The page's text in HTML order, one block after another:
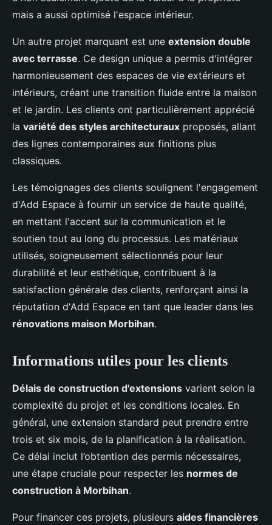
mais a aussi optimisé l'espace intérieur.
Un autre projet marquant est une extension double
avec terrasse. Ce design unique a permis d'intégrer
harmonieusement des espaces de vie extérieurs et
intérieurs, créant une transition fluide entre la maison
et le jardin. Les clients ont particulièrement apprécié
la variété des styles architecturaux proposés, allant
des lignes contemporaines aux finitions plus
classiques.
Les témoignages des clients soulignent l'engagement
d'Add Espace à fournir un service de haute qualité,
en mettant l'accent sur la communication et le
soutien tout au long du processus. Les matériaux
utilisés, soigneusement sélectionnés pour leur
durabilité et leur esthétique, contribuent à la
satisfaction générale des clients, renforçant ainsi la
réputation d'Add Espace en tant que leader dans les
rénovations maison Morbihan.
Informations utiles pour les clients
Délais de construction d'extensions varient selon la
complexité du projet et les conditions locales. En
général, une extension standard peut prendre entre
trois et six mois, de la planification à la réalisation.
Ce délai inclut l’obtention des permis nécessaires,
une étape cruciale pour respecter les normes de
construction à Morbihan.
Pour financer ces projets, plusieurs aides financières